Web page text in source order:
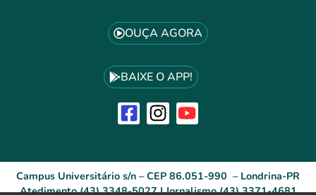
OUÇA AGORA
BAIXE O APP!
Campus Universitário s/n – CEP 86.051-990 – Londrina-PR
Atedimento (43) 3348-5027 | Jornalismo (43) 3371-4681